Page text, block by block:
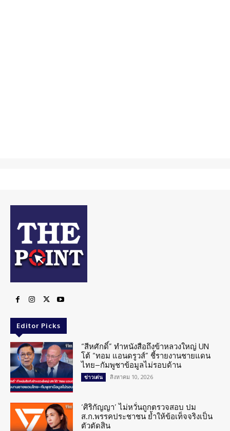
Editor Picks
“สีหศักดิ์” ทำหนังสือถึงข้าหลวงใหญ่ UN
โต้ “ทอม แอนดรูวส์” ชี้รายงานชายแดน
ไทย–กัมพูชาข้อมูลไม่รอบด้าน
ข่าวเด่น สิงหาคม 10, 2026
‘ศิริกัญญา’ ไม่หวั่นถูกตรวจสอบ ปม
ส.ก.พรรคประชาชน ย้ำให้ข้อเท็จจริงเป็น
ตัวตัดสิน